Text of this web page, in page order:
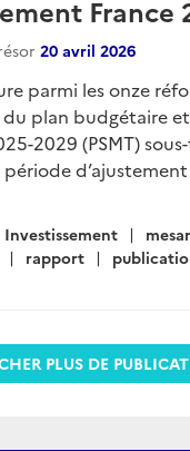
France
20 avril 2026
parmi les onze
du plan budgétaire
2029 (PSMT)
période
Investissement
rapport
PLUS DE